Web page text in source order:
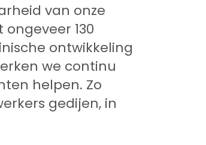
van onze
130
ontwikkeling
we continu
helpen. Zo
gedijen, in